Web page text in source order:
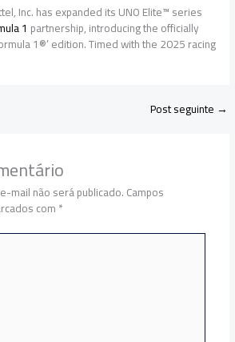
Inc. has expanded its UNO Elite™ series
1 partnership, introducing the officially
1®’ edition. Timed with the 2025 racing
Post seguinte →
mail não será publicado.Campos
com*